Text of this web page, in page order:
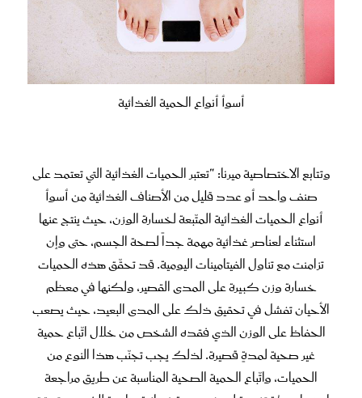
أسوأ أنواع الحمية الغذائية
وتتابع الاختصاصية ميرنا: "تعتبر الحميات الغذائية التي تعتمد على
صنف واحد أو عدد قليل من الأصناف الغذائية من أسوأ
أنواع الحميات الغذائية المتّبعة لخسارة الوزن، حيث ينتج عنها
استثناء لعناصر غذائية مهمة جداً لصحة الجسم، حتى وإن
تزامنت مع تناول الفيتامينات اليومية. قد تحقّق هذه الحميات
خسارة وزن كبيرة على المدى القصير، ولكنها في معظم
الأحيان تفشل في تحقيق ذلك على المدى البعيد، حيث يصعب
الحفاظ على الوزن الذي فقده الشخص من خلال اتّباع حمية
غير صحية لمدةٍ قصيرة. لذلك يجب تجنّب هذا النوع من
الحميات، واتّباع الحمية الصحية المناسبة عن طريق مراجعة